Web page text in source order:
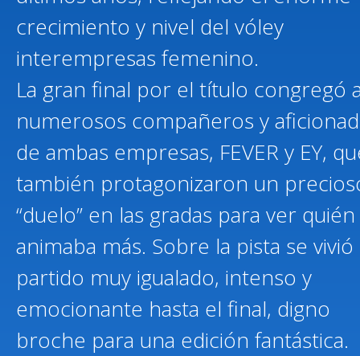
crecimiento y nivel del vóley
interempresas femenino.
La gran final por el título congregó
numerosos compañeros y
de ambas empresas, FEVER y EY,
también protagonizaron un
“duelo” en las gradas para ver quién
animaba más. Sobre la pista se
partido muy igualado, intenso y
emocionante hasta el final, digno
broche para una edición fantástica.